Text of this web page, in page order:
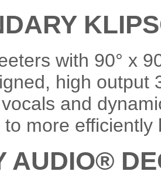
with 90° x
high output
and
more
AUDIO®